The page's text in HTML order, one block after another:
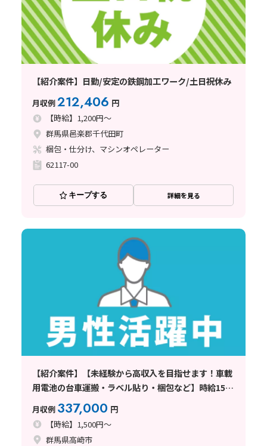
【紹介案件】日勤/安定の鉄鋼加工ワーク/土日祝休み
月収例212,406 円
【時給】1,200円～
群馬県邑楽郡千代田町
梱包・仕分け、マシンオペレーター
62117-00
キープする 詳細を見る
【紹介案件】【未経験から高収入を目指せます！車載
用電池の台車運搬・ラベル貼り・梱包など】時給1500
円/2交替/4勤2休・シフト制/月5万円の寮費補助あり/
月収例33.7万円以上◎
月収例 337,000 円
【時給】1,500円～
群馬県高崎市